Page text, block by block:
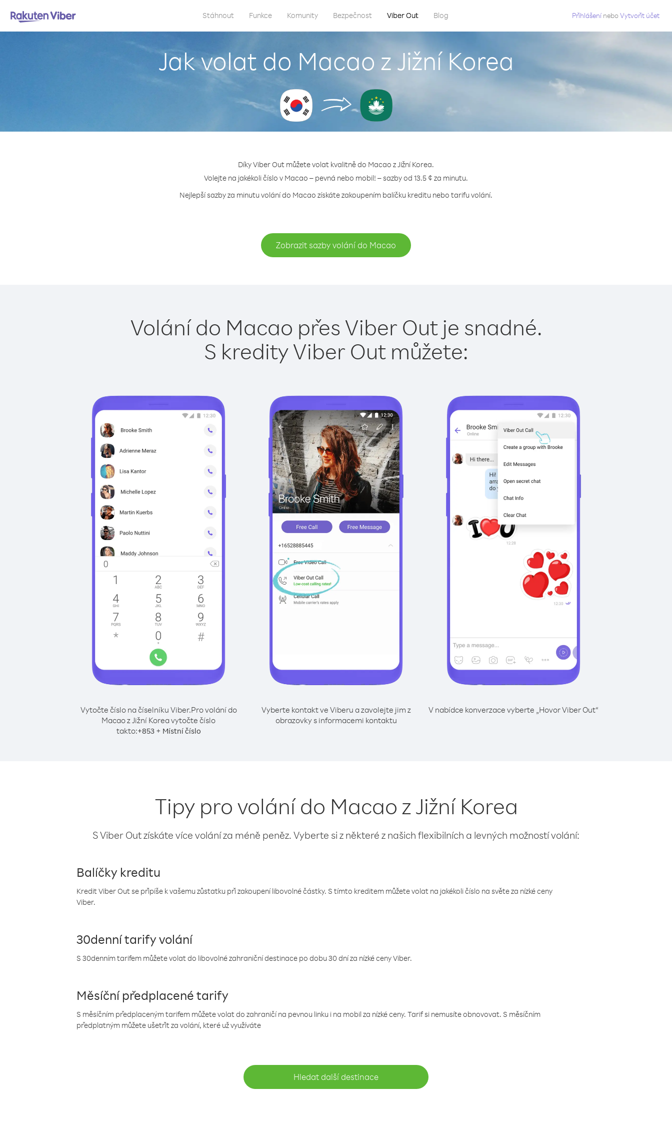
Stáhnout Funkce Komunity Bezpečnost Viber Out Blog Přihlášení neboVytvořit účet
Jak volat do Macao z Jižní Korea
Díky Viber Out můžete volat kvalitně do Macao z Jižní Korea.
Volejte na jakékoli číslo v Macao – pevná nebo mobil! – sazby od 13.5 ¢ za minutu.
Nejlepší sazby za minutu volání do Macao získáte zakoupením balíčku kreditu nebo tarifu volání.
Zobrazit sazby volání do Macao
Volání do Macao přes Viber Out je snadné.
S kredity Viber Out můžete:
Vytočte číslo na číselníku Viber.Pro volání do
Macao z Jižní Korea vytočte číslo
takto:+853+ Místní číslo
Vyberte kontakt ve Viberu a zavolejte jim z
obrazovky s informacemi kontaktu
V nabídce konverzace vyberte „Hovor Viber Out“
Tipy pro volání do Macao z Jižní Korea
S Viber Out získáte více volání za méně peněz. Vyberte si z některé z našich flexibilních a levných možností volání:
Balíčky kreditu
Kredit Viber Out se připíše k vašemu zůstatku při zakoupení libovolné částky. S tímto kreditem můžete volat na jakékoli číslo na světe za nízké ceny
Viber.
30denní tarify volání
S 30denním tarifem můžete volat do libovolné zahraniční destinace po dobu 30 dní za nízké ceny Viber.
Měsíční předplacené tarify
S měsíčním předplaceným tarifem můžete volat do zahraničí na pevnou linku i na mobil za nízké ceny. Tarif si nemusíte obnovovat. S měsíčním
předplatným můžete ušetřit za volání, které už využíváte
Hledat další destinace